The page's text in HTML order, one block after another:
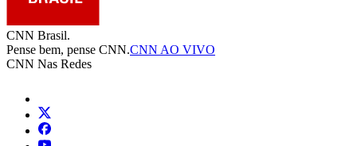
CNN Brasil.
Pense bem, pense CNN.CNN AO VIVO
CNN Nas Redes